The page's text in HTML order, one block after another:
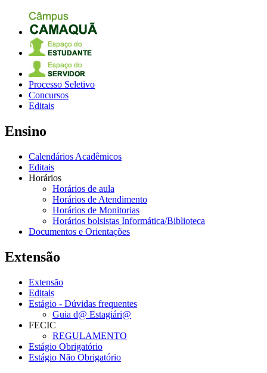
Processo Seletivo
Concursos
Editais
Ensino
Calendários Acadêmicos
Editais
Horários
Horários de aula
Horários de Atendimento
Horários de Monitorias
Horários bolsistas Informática/Biblioteca
Documentos e Orientações
Extensão
Extensão
Editais
Estágio - Dúvidas frequentes
Guia d@ Estagiári@
FECIC
REGULAMENTO
Estágio Obrigatório
Estágio Não Obrigatório